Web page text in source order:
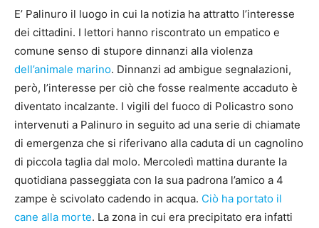
E’ Palinuro il luogo in cui la notizia ha attratto l’interesse
dei cittadini. I lettori hanno riscontrato un empatico e
comune senso di stupore dinnanzi alla violenza
dell’animale marino. Dinnanzi ad ambigue segnalazioni,
però, l’interesse per ciò che fosse realmente accaduto è
diventato incalzante. I vigili del fuoco di Policastro sono
intervenuti a Palinuro in seguito ad una serie di chiamate
di emergenza che si riferivano alla caduta di un cagnolino
di piccola taglia dal molo. Mercoledì mattina durante la
quotidiana passeggiata con la sua padrona l’amico a 4
zampe è scivolato cadendo in acqua. Ciò ha portato il
cane alla morte. La zona in cui era precipitato era infatti